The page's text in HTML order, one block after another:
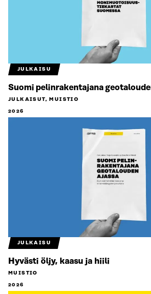
JULKAISU
Suomi pelinrakentajana
JULKAISUT, MUISTIO
2026
JULKAISU
Hyvästi öljy, kaasu ja hiili
MUISTIO
2026